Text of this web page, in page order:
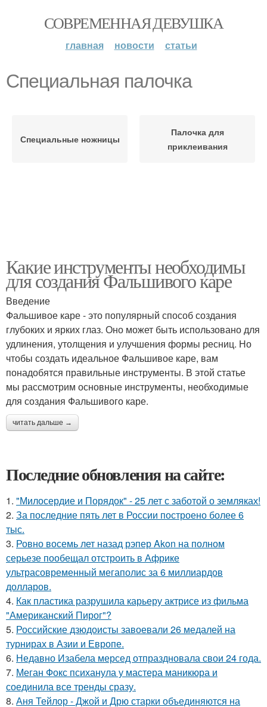
СОВРЕМЕННАЯ ДЕВУШКА
главная новости статьи
Специальная палочка
Специальные ножницы
Палочка для
приклеивания
Какие инструменты необходимы
для создания Фальшивого каре
Введение
Фальшивое каре - это популярный способ создания
глубоких и ярких глаз. Оно может быть использовано для
удлинения, утолщения и улучшения формы ресниц. Но
чтобы создать идеальное Фальшивое каре, вам
понадобятся правильные инструменты. В этой статье
мы рассмотрим основные инструменты, необходимые
для создания Фальшивого каре.
читать дальше →
Последние обновления на сайте:
1. "Милосердие и Порядок" - 25 лет с заботой о земляках!
2. За последние пять лет в России построено более 6
тыс.
3. Ровно восемь лет назад рэпер Akon на полном
серьезе пообещал отстроить в Африке
ультрасовременный мегаполис за 6 миллиардов
долларов.
4. Как пластика разрушила карьеру актрисе из фильма
"Американский Пирог"?
5. Российские дзюдоисты завоевали 26 медалей на
турнирах в Азии и Европе.
6. Недавно Изабела мерсед отпраздновала свои 24 года.
7. Меган Фокс психанула у мастера маникюра и
соединила все тренды сразу.
8. Аня Тейлор - Джой и Дрю старки объединяются на